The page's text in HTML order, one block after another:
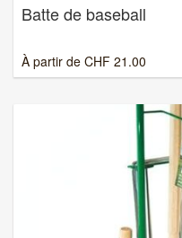
Batte de baseball
À partir de CHF 21.00